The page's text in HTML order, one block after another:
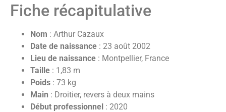
Fiche récapitulative
Nom : Arthur Cazaux
Date de naissance : 23 août 2002
Lieu de naissance : Montpellier, France
Taille : 1,83 m
Poids : 73 kg
Main : Droitier, revers à deux mains
Début professionnel : 2020